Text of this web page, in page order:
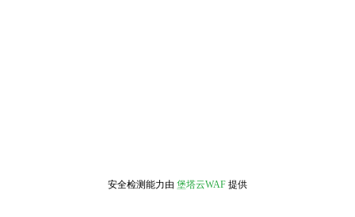
安全检测能力由 堡塔云WAF 提供